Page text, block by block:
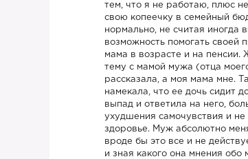
тем, что я не работаю, плюс
свою копеечку в семейный
нормально, не считая иногда
возможность помогать своей
мама в возрасте и на пенсии.
тему с мамой мужа (отца
рассказала, а моя мама мне.
намекала, что ее дочь сидит
выпад и ответила на него,
ухудшения самочувствия и
здоровье. Муж абсолютно
вроде бы это все и не
и зная какого она мнения